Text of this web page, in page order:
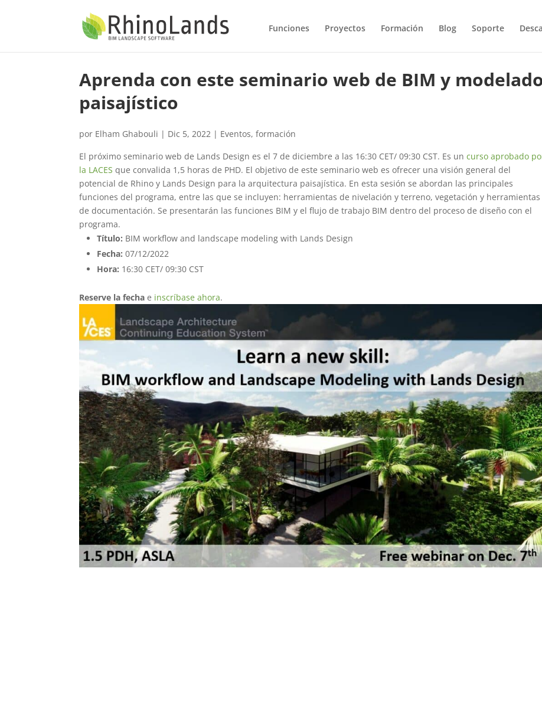
Funciones Proyectos Formación Blog Soporte
Aprenda con este seminario web de BIM y
paisajístico
por Elham Ghabouli | Dic 5, 2022 | Eventos,formación
El próximo seminario web de Lands Design es el 7 de diciembre a las 16:30 CET/ 09:30 CST. Es uncurso aprobado
la LACES que convalida 1,5 horas de PHD. El objetivo de este seminario web es ofrecer una visión general del
potencial de Rhino y Lands Design para la arquitectura paisajística. En esta sesión se abordan las principales
funciones del programa, entre las que se incluyen: herramientas de nivelación y terreno, vegetación y herramientas
de documentación. Se presentarán las funciones BIM y el flujo de trabajo BIM dentro del proceso de diseño con el
programa.
Título: BIM workflow and landscape modeling with Lands Design
Fecha:07/12/2022
Hora: 16:30 CET/ 09:30 CST
Reserve la fecha e inscríbase ahora.